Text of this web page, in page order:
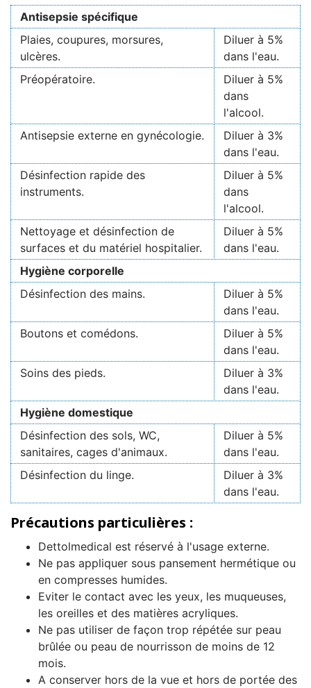
Antisepsie spécifique
Plaies, coupures, morsures,
ulcères.
Diluer à 5%
dans l'eau.
Préopératoire.
Diluer à 5%
dans
l'alcool.
Antisepsie externe en gynécologie.
Diluer à 3%
dans l'eau.
Désinfection rapide des
instruments.
Diluer à 5%
dans
l'alcool.
Nettoyage et désinfection de
surfaces et du matériel hospitalier.
Diluer à 5%
dans l'eau.
Hygiène corporelle
Désinfection des mains.
Diluer à 5%
dans l'eau.
Boutons et comédons.
Diluer à 5%
dans l'eau.
Soins des pieds.
Diluer à 3%
dans l'eau.
Hygiène domestique
Désinfection des sols, WC,
sanitaires, cages d'animaux.
Diluer à 5%
dans l'eau.
Désinfection du linge.
Diluer à 3%
dans l'eau.
Précautions particulières :
Dettolmedical est réservé à l'usage externe.
Ne pas appliquer sous pansement hermétique ou
en compresses humides.
Eviter le contact avec les yeux, les muqueuses,
les oreilles et des matières acryliques.
Ne pas utiliser de façon trop répétée sur peau
brûlée ou peau de nourrisson de moins de 12
mois.
A conserver hors de la vue et hors de portée des